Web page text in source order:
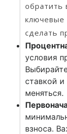
обратить
ключевые
сделать
условия
ставкой и
меняться.
взноса.